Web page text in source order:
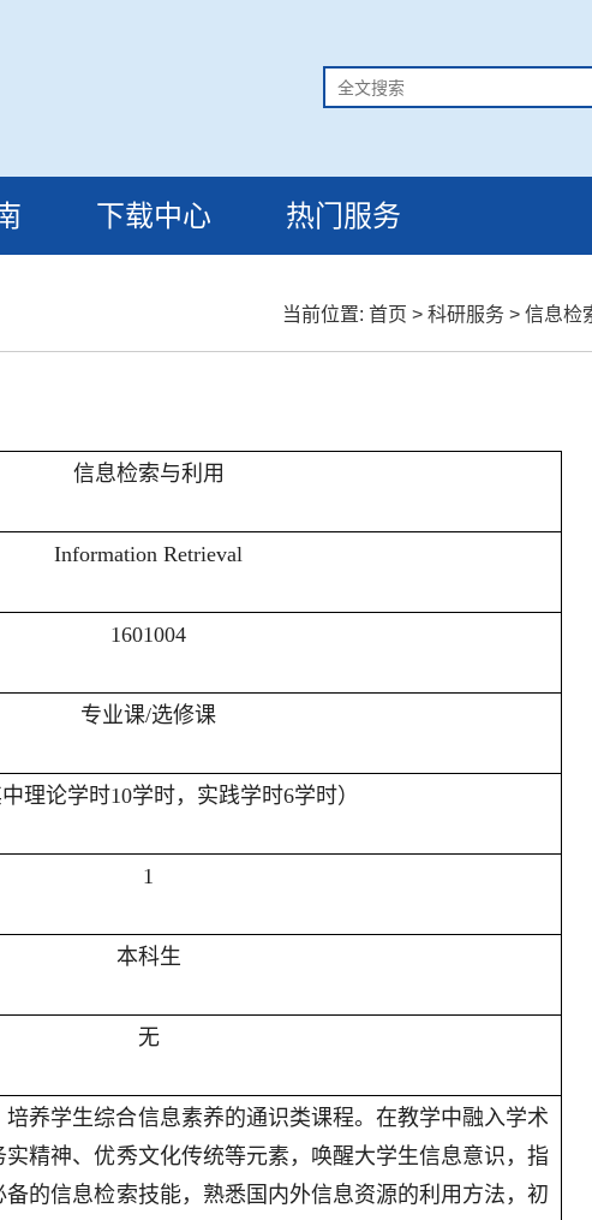
下载中心 热门服务
当前位置: 首页 > 科研服务 > 信息检
信息检索与利用
Information Retrieval
1601004
专业课/选修课
中理论学时10学时， 实践学时6学时）
1
本科生
无
培养学生综合信息素养的通识类课程。 在教学中融入学术
精神、优秀文化传统等元素 ， 唤醒大学生信息意识，指
备的信息检索技能，熟悉国内外信息资源的利用方法，初